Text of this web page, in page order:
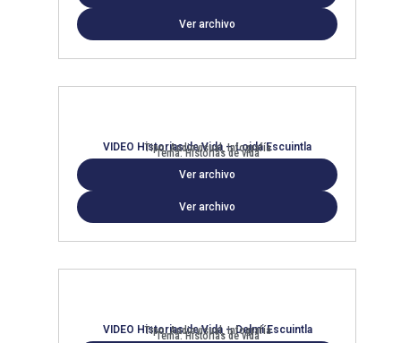
Ver archivo
VIDEO Historias de Vida – Loida Escuintla
Tema: Historias de vida
Tipo: Audiovisual, Infografía
Ver archivo
Ver archivo
VIDEO Historias de Vida – Delmi Escuintla
Tema: Historias de vida
Tipo: Audiovisual, Infografía